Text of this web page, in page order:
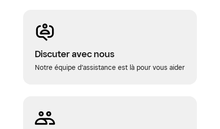
Discuter avec nous
Notre équipe d’assistance est là pour vous aider